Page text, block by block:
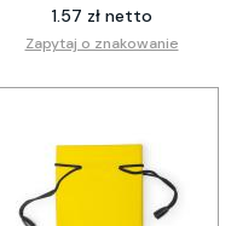
1.57 zł netto
Zapytaj o znakowanie